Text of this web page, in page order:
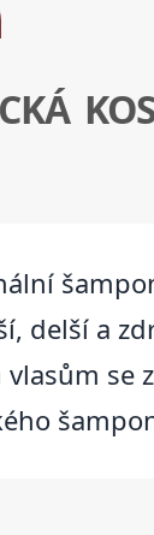
delší a
vlasům se